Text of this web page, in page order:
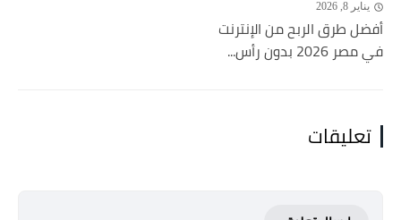
يناير 8, 2026
أفضل طرق الربح من الإنترنت
في مصر 2026 بدون رأس...
تعليقات